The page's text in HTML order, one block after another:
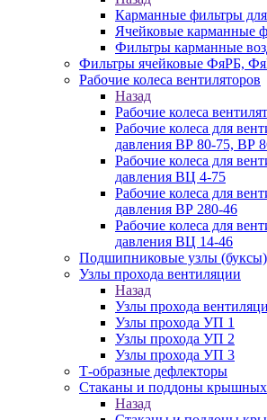
Карманные фильтры
Ячейковые карманные
Фильтры карманные
Фильтры ячейковые ФяРБ,
Рабочие колеса вентиляторов
Назад
Рабочие колеса
Рабочие колеса для
давления ВР 80-75, ВР
Рабочие колеса для
давления ВЦ 4-75
Рабочие колеса для
давления ВР 280-46
Рабочие колеса для
давления ВЦ 14-46
Подшипниковые узлы (буксы)
Узлы прохода вентиляции
Назад
Узлы прохода
Узлы прохода УП 1
Узлы прохода УП 2
Узлы прохода УП 3
Т-образные дефлекторы
Стаканы и поддоны крышных
Назад